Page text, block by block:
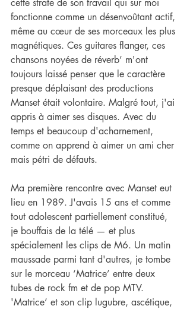
cette strate de son travail qui sur moi
fonctionne comme un désenvoûtant actif,
même au cœur de ses morceaux les plus
magnétiques. Ces guitares flanger, ces
chansons noyées de réverb’ m'ont
toujours laissé penser que le caractère
presque déplaisant des productions
Manset était volontaire. Malgré tout, j'ai
appris à aimer ses disques. Avec du
temps et beaucoup d'acharnement,
comme on apprend à aimer un ami cher
mais pétri de défauts.
Ma première rencontre avec Manset eut
lieu en 1989. J'avais 15 ans et comme
tout adolescent partiellement constitué,
je bouffais de la télé — et plus
spécialement les clips de M6. Un matin
maussade parmi tant d'autres, je tombe
sur le morceau ‘Matrice’ entre deux
tubes de rock fm et de pop MTV.
'Matrice’ et son clip lugubre, ascétique,